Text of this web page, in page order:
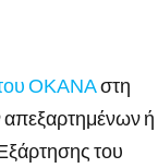
ΟΚΑΝΑστη
απεξαρτημένων ή
του